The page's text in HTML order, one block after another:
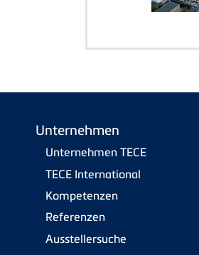
Unternehmen
Unternehmen TECE
TECE International
Kompetenzen
Referenzen
Ausstellersuche